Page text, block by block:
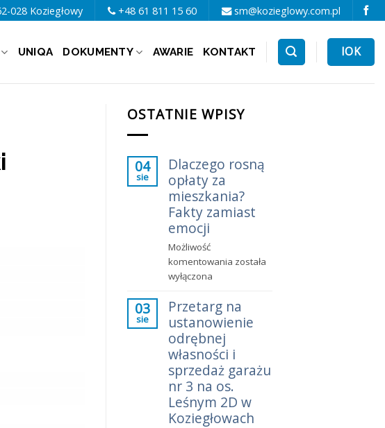
028 Koziegłowy +48 61 811 15 60 sm@kozieglowy.com.pl
UNIQA DOKUMENTY AWARIE KONTAKT IOK
OSTATNIE WPISY
04
sie
Dlaczego rosną
opłaty za
mieszkania?
Fakty zamiast
emocji
Możliwość
komentowania Dlaczego
za
mieszkania?
zamiast
emocji
została
wyłączona
03
sie
Przetarg na
ustanowienie
odrębnej
własności i
sprzedaż garażu
nr 3 na os.
Leśnym 2D w
Koziegłowach